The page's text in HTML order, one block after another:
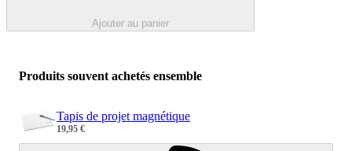
Ajouter au panier
Produits souvent achetés ensemble
Tapis de projet magnétique
Sale price
19,95 €